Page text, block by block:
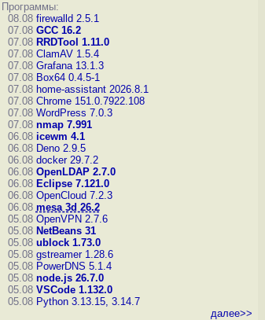
Программы:
08.08 firewalld 2.5.1
07.08 GCC 16.2
07.08 RRDTool 1.11.0
07.08 ClamAV 1.5.4
07.08 Grafana 13.1.3
07.08 Box64 0.4.5-1
07.08 home-assistant 2026.8.1
07.08 Chrome 151.0.7922.108
07.08 WordPress 7.0.3
07.08 nmap 7.991
06.08 icewm 4.1
06.08 Deno 2.9.5
06.08 docker 29.7.2
06.08 OpenLDAP 2.7.0
06.08 Eclipse 7.121.0
06.08 OpenCloud 7.2.3
06.08 mesa 3d 26.2
05.08 OpenVPN 2.7.6
05.08 NetBeans 31
05.08 ublock 1.73.0
05.08 gstreamer 1.28.6
05.08 PowerDNS 5.1.4
05.08 node.js 26.7.0
05.08 VSCode 1.132.0
05.08 Python 3.13.15, 3.14.7
далее>>